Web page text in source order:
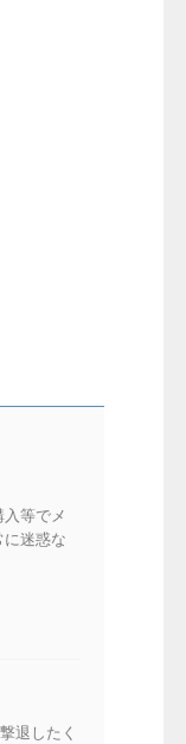
等でメ
迷惑な
退したく